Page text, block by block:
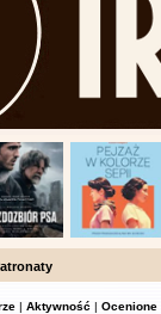
| Aktywność | Ocenione